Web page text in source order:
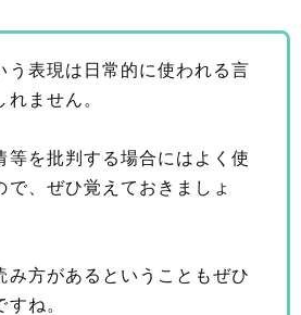
う表現は日常的に使われる言
ません。
等を批判する場合にはよく使
で、ぜひ覚えておきましょ
み方があるということもぜひ
ね。